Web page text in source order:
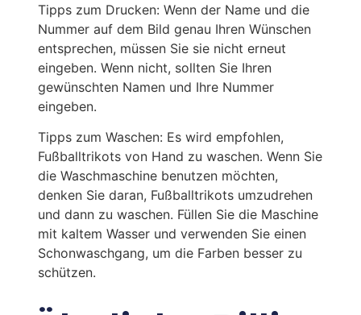
Tipps zum Drucken: Wenn der Name und die
Nummer auf dem Bild genau Ihren Wünschen
entsprechen, müssen Sie sie nicht erneut
eingeben. Wenn nicht, sollten Sie Ihren
gewünschten Namen und Ihre Nummer
eingeben.
Tipps zum Waschen: Es wird empfohlen,
Fußballtrikots von Hand zu waschen. Wenn Sie
die Waschmaschine benutzen möchten,
denken Sie daran, Fußballtrikots umzudrehen
und dann zu waschen. Füllen Sie die Maschine
mit kaltem Wasser und verwenden Sie einen
Schonwaschgang, um die Farben besser zu
schützen.